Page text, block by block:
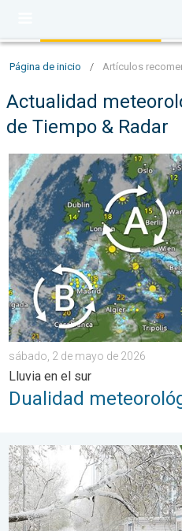
Página de inicio / Artículos
Actualidad
de Tiempo & Radar
Dualidad meteorológica en
sábado, 2 de mayo de 2026
Lluvia en el sur
Dualidad
La nieve paraliza Moscú en